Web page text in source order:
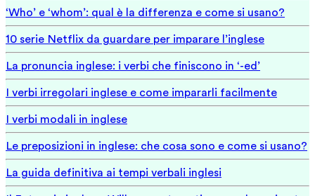
‘Who’ e ‘whom’: qual è la differenza e come si usano?
10 serie Netflix da guardare per imparare l’inglese
La pronuncia inglese: i verbi che finiscono in ‘-ed’
I verbi irregolari inglese e come impararli facilmente
I verbi modali in inglese
Le preposizioni in inglese: che cosa sono e come si usano?
La guida definitiva ai tempi verbali inglesi